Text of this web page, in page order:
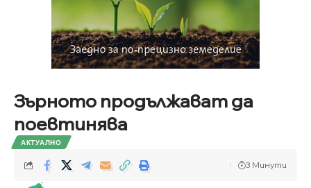
Зърното продължават да
поевтинява
АКТУАЛНО
3 Минути